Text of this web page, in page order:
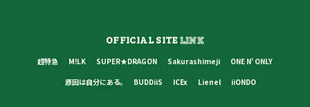
OFFICIAL SITELINK
超特急 M!LK SUPER★DRAGON Sakurashimeji
ONE N' ONLY
原因は自分にある。
BUDDiiS ICEx Lienel iiONDO